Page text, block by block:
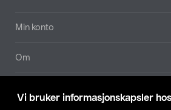
Vi bruker informasjonskapsler
Min konto
Om